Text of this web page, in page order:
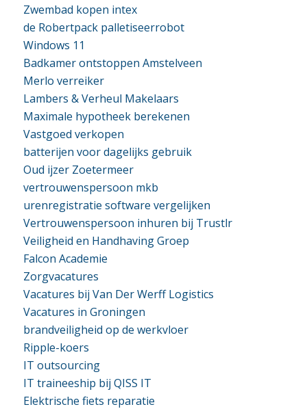
Zwembad kopen intex
de Robertpack palletiseerrobot
Windows 11
Badkamer ontstoppen Amstelveen
Merlo verreiker
Lambers & Verheul Makelaars
Maximale hypotheek berekenen
Vastgoed verkopen
batterijen voor dagelijks gebruik
Oud ijzer Zoetermeer
vertrouwenspersoon mkb
urenregistratie software vergelijken
Vertrouwenspersoon inhuren bij Trustlr
Veiligheid en Handhaving Groep
Falcon Academie
Zorgvacatures
Vacatures bij Van Der Werff Logistics
Vacatures in Groningen
brandveiligheid op de werkvloer
Ripple-koers
IT outsourcing
IT traineeship bij QISS IT
Elektrische fiets reparatie